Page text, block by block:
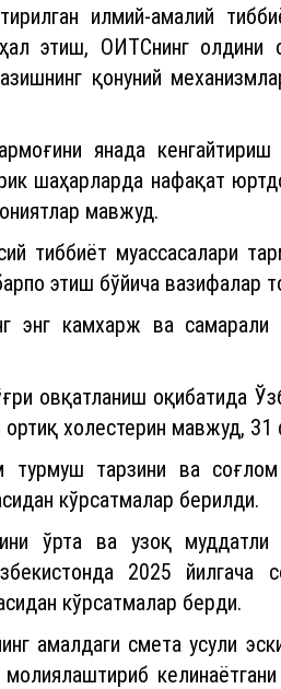
илмий-амалий
этиш, ОИТСнинг
қонуний
янада
шаҳарларда нафақат
мавжуд.
тиббиёт муассасалари
этиш бўйича вазифалар
энг камхарж ва
овқатланиш оқибатида
холестерин мавжуд,
тарзини ва
кўрсатмалар берилди.
ўрта ва узоқ
2025 йилгача
кўрсатмалар берди.
амалдаги смета усули